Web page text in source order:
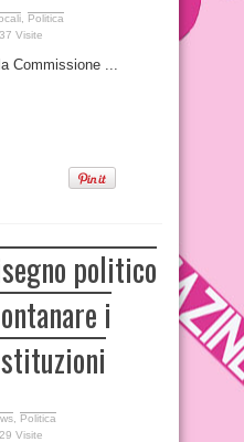
Politica
Visite
Commissione ...
politico
i
Politica
Visite